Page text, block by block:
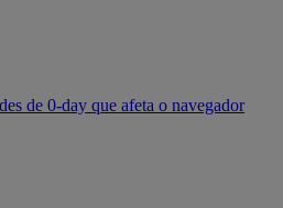
de 0-day que afeta o navegador